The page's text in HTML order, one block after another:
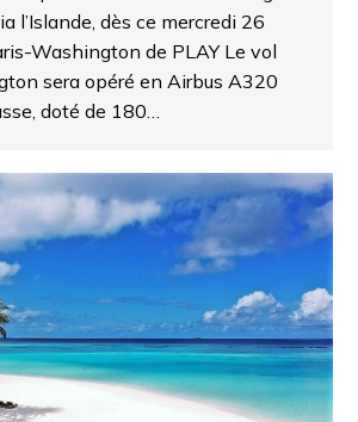
l’Islande, dès ce mercredi 26
Washington de PLAY Le vol
sera opéré en Airbus A320
doté de 180…